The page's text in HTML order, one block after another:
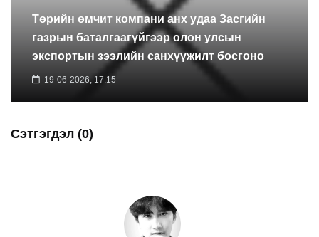
Төрийн өмчит компани анх удаа Засгийн
газрын баталгаагүйгээр олон улсын
экспортын зээлийн санхүүжилт босгоно
19-06-2026, 17:15
Сэтгэгдэл (0)